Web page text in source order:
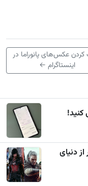
عکس‌های پانوراما در
اینستاگرام ←
کنید!
در سال 2026: فرار از دنیای